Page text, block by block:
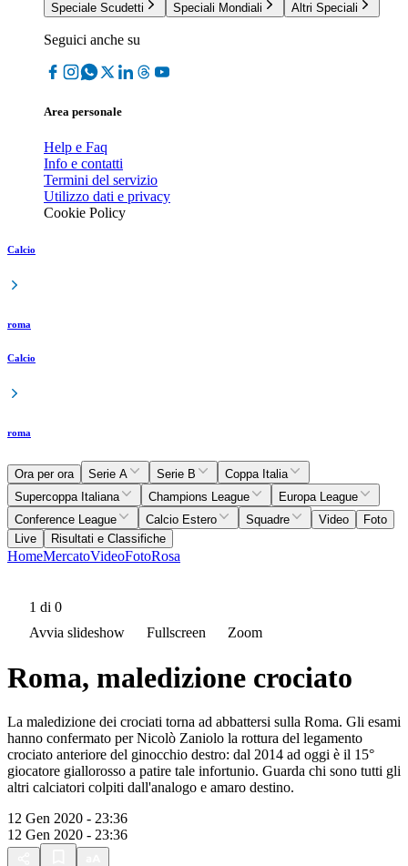
Speciale Scudetti
Speciali Mondiali Altri Speciali
Seguici anche su
Area personale
Help e Faq
Info e contatti
Termini del servizio
Utilizzo dati e privacy
Cookie Policy
Calcio
roma
Calcio
roma
Ora per ora Serie A Serie B
Coppa Italia
Supercoppa Italiana
Champions League
Europa League
Conference League
Calcio Estero Squadre Video
Foto
Live
Risultati e Classifiche
HomeMercatoVideoFotoRosa
1 di 0
Avvia slideshow
Fullscreen Zoom
Roma, maledizione crociato
La maledizione dei crociati torna ad abbattersi sulla Roma. Gli esami
hanno confermato per Nicolò Zaniolo la rottura del legamento
crociato anteriore del ginocchio destro: dal 2014 ad oggi è il 15°
giocatore giallorosso a patire tale infortunio. Guarda chi sono tutti gli
altri calciatori colpiti dall'analogo e amaro destino.
12 Gen 2020 - 23:36
12 Gen 2020 - 23:36